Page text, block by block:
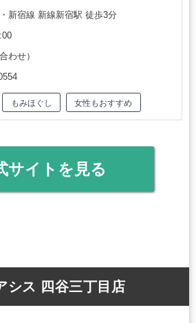
新宿線 新線新宿駅 徒歩3分
わせ）
もみほぐし 女性もおすすめ
サイトを見る
シス 四谷三丁目店